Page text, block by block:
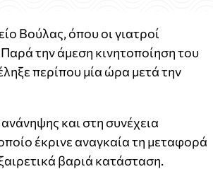
Βούλας, όπου οι γιατροί
την άμεση κινητοποίηση του
περίπου μία ώρα μετά την
και στη συνέχεια
έκρινε αναγκαία τη μεταφορά
βαριά κατάσταση.